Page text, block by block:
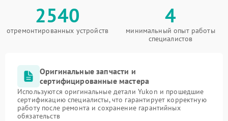
2540
отремонтированных устройств
4
минимальный опыт работы
специалистов
Оригинальные запчасти и
сертифицированные мастера
Используются оригинальные детали Yukon и прошедшие
сертификацию специалисты, что гарантирует корректную
работу после ремонта и сохранение гарантийных
обязательств